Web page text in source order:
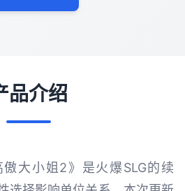
品介绍
傲大小姐2》是火爆SLG的续